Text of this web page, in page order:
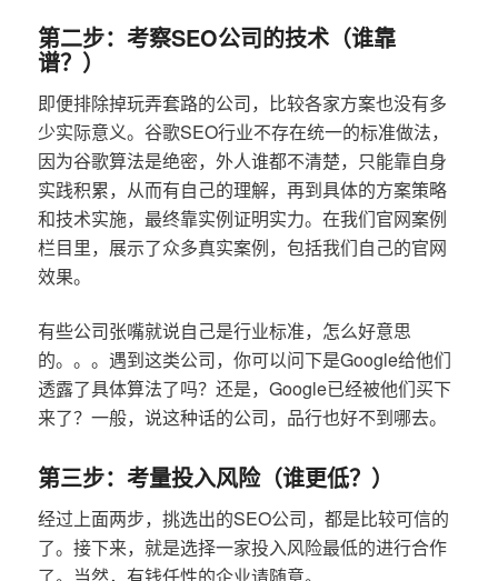
第二步：考察SEO公司的技术（谁靠
谱？）
即便排除掉玩弄套路的公司，比较各家方案也没有多
少实际意义。谷歌SEO行业不存在统一的标准做法，
因为谷歌算法是绝密，外人谁都不清楚，只能靠自身
实践积累，从而有自己的理解，再到具体的方案策略
和技术实施，最终靠实例证明实力。在我们官网案例
栏目里，展示了众多真实案例，包括我们自己的官网
效果。
有些公司张嘴就说自己是行业标准，怎么好意思
的。。。遇到这类公司，你可以问下是Google给他们
透露了具体算法了吗？还是，Google已经被他们买下
来了？一般，说这种话的公司，品行也好不到哪去。
第三步：考量投入风险（谁更低？）
经过上面两步，挑选出的SEO公司，都是比较可信的
了。接下来，就是选择一家投入风险最低的进行合作